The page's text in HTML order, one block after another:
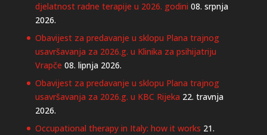
djelatnost radne terapije u 2026. godini 08. srpnja
2026.
Obavijest za predavanje u sklopu Plana trajnog
usavršavanja za 2026.g. u Klinika za psihijatriju
Vrapče 08. lipnja 2026.
Obavijest za predavanje u sklopu Plana trajnog
usavršavanja za 2026.g. u KBC Rijeka 22. travnja
2026.
Occupational therapy in Italy: how it works 21.